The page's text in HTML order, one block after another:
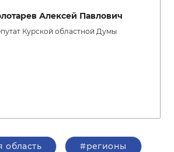
Алексей Павлович
Курской областной Думы
область #регионы